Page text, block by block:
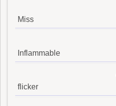
Miss
Inflammable
flicker